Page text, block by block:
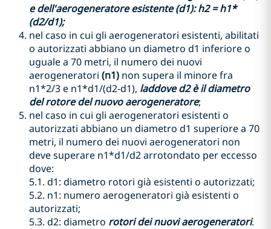
e dell'aerogeneratore esistente (d1): h2 = h1*
(d2/d1);
nel caso in cui gli aerogeneratori esistenti, abilitati
o autorizzati abbiano un diametro d1 inferiore o
uguale a 70 metri, il numero dei nuovi
aerogeneratori (n1) non supera il minore fra
n1*2/3 e n1*d1/(d2-d1), laddove d2 è il diametro
del rotore del nuovo aerogeneratore;
nel caso in cui gli aerogeneratori esistenti o
autorizzati abbiano un diametro d1 superiore a 70
metri, il numero dei nuovi aerogeneratori non
deve superare n1*d1/d2 arrotondato per eccesso
dove:
5.1. d1: diametro rotori già esistenti o autorizzati;
5.2. n1: numero aerogeneratori già esistenti o
autorizzati;
5.3. d2: diametro rotori dei nuovi aerogeneratori.